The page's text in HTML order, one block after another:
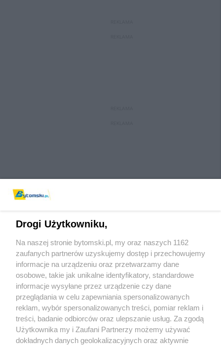
Wydawca mediów lokalnych
Nie zapomnij
zapoznać się z:
polityką prywatności regulamin korzystania z portali
Twojemiasto Skontaktuj sięz nami
Drogi Użytkowniku,
Na naszej stronie bytomski.pl, my oraz naszych 1162
zaufanych partnerów uzyskujemy dostęp i przechowujemy
informacje na urządzeniu oraz przetwarzamy dane
osobowe, takie jak unikalne identyfikatory, standardowe
informacje wysyłane przez urządzenie czy dane
przeglądania w celu zapewniania spersonalizowanych
reklam, wybór spersonalizowanych treści, pomiar reklam i
treści, badanie odbiorców oraz ulepszanie usług. Za zgodą
Użytkownika my i Zaufani Partnerzy możemy używać
dokładnych danych geolokalizacyjnych oraz aktywnie